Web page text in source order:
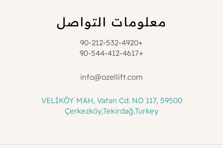
معلومات التواصل
+90-212-532-4920
+90-544-412-4617
info@ozellift.com
VELİKÖY MAH, Vatan Cd. NO 117, 59500
Çerkezköy,Tekirdağ,Turkey